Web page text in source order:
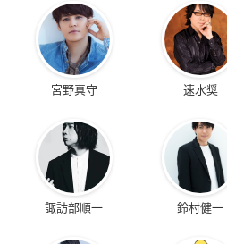
宮野真守 速水奨
諏訪部順一 鈴村健一